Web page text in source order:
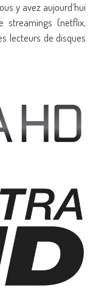
y avez aujourd’hui
streamings (netflix,
lecteurs de disques